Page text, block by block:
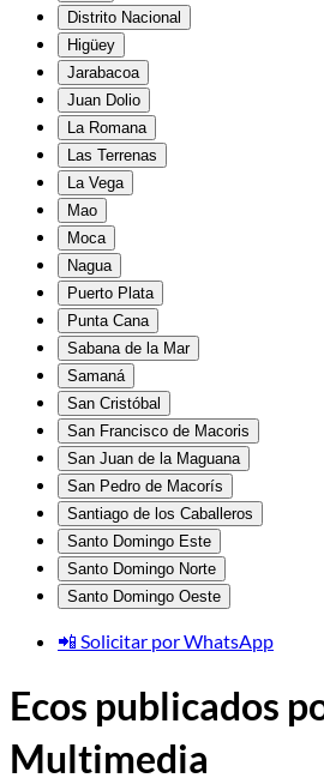
Distrito Nacional
Higüey
Jarabacoa
Juan Dolio
La Romana
Las Terrenas
La Vega
Mao
Moca
Nagua
Puerto Plata
Punta Cana
Sabana de la Mar
Samaná
San Cristóbal
San Francisco de Macoris
San Juan de la Maguana
San Pedro de Macorís
Santiago de los Caballeros
Santo Domingo Este
Santo Domingo Norte
Santo Domingo Oeste
📲 Solicitar por WhatsApp
Ecos publicados
Multimedia